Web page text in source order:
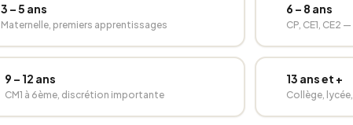
3 – 5 ans
Maternelle, premiers apprentissages
6 – 8 ans
CP, CE1, CE2
9 – 12 ans
CM1 à 6ème, discrétion importante
13 ans et +
Collège,